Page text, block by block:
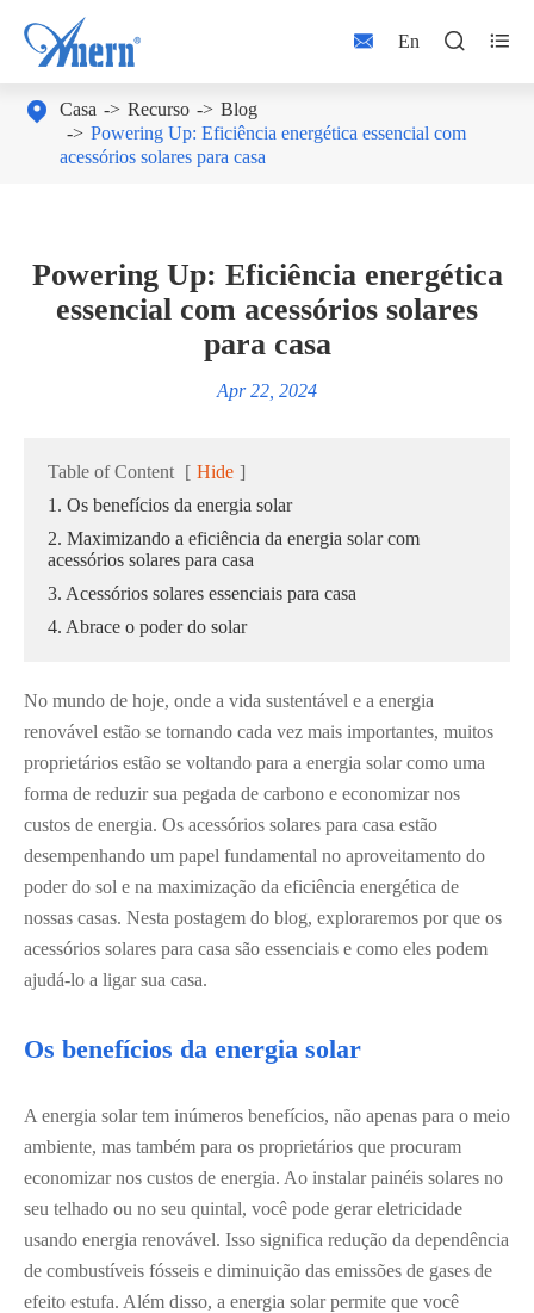
 En  
 Casa Recurso
Blog
Powering Up: Eficiência energética essencial com
acessórios solares para casa
Powering Up: Eficiência energética
essencial com acessórios solares
para casa
Apr 22, 2024
Table of Content [ Hide ]
1. Os benefícios da energia solar
2. Maximizando a eficiência da energia solar com
acessórios solares para casa
3. Acessórios solares essenciais para casa
4. Abrace o poder do solar
No mundo de hoje, onde a vida sustentável e a energia
renovável estão se tornando cada vez mais importantes, muitos
proprietários estão se voltando para a energia solar como uma
forma de reduzir sua pegada de carbono e economizar nos
custos de energia. Os acessórios solares para casa estão
desempenhando um papel fundamental no aproveitamento do
poder do sol e na maximização da eficiência energética de
nossas casas. Nesta postagem do blog, exploraremos por que os
acessórios solares para casa são essenciais e como eles podem
ajudá-lo a ligar sua casa.
Os benefícios da energia solar
A energia solar tem inúmeros benefícios, não apenas para o meio
ambiente, mas também para os proprietários que procuram
economizar nos custos de energia. Ao instalar painéis solares no
seu telhado ou no seu quintal, você pode gerar eletricidade
usando energia renovável. Isso significa redução da dependência
de combustíveis fósseis e diminuição das emissões de gases de
efeito estufa. Além disso, a energia solar permite que você